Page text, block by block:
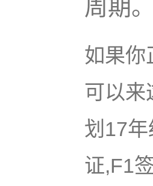
周期。
如果你
可以来
划17
证,F1